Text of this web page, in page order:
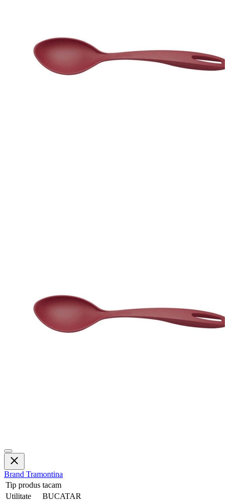
Brand Tramontina
Tip produs tacam
Utilitate
BUCATAR